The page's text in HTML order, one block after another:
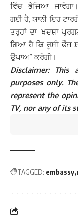
ਵਿੱਚ ਭੇਜਿਆ ਜਾਵੇਗਾ।
ਗਈ ਹੈ, ਯਾਨੀ ਇਹ
ਤਰ੍ਹਾਂ ਦਾ ਖਦਸ਼ਾ
ਗਿਆ ਹੈ ਕਿ ਰੂਸੀ ਫੌਜ
ਉਪਾਅ” ਕਰੇਗੀ।
Disclaimer:
purposes only.
represent the
TV, nor any of its
TAGGED: embassy